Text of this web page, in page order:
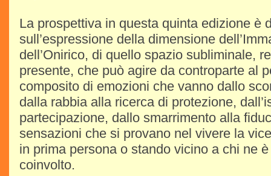
La prospettiva in questa quinta edizione è
sull’espressione della dimensione
dell’Onirico, di quello spazio subliminale,
presente, che può agire da controparte al
composito di emozioni che vanno dallo
dalla rabbia alla ricerca di protezione,
partecipazione, dallo smarrimento alla
sensazioni che si provano nel vivere la
in prima persona o stando vicino a chi ne
coinvolto.